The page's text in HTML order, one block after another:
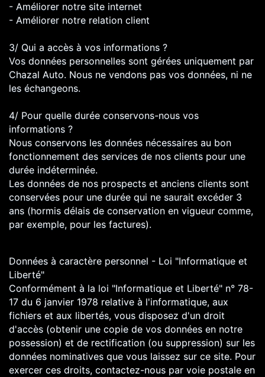
- Améliorer notre site internet
- Améliorer notre relation client
3/ Qui a accès à vos informations ?
Vos données personnelles sont gérées uniquement par
Chazal Auto. Nous ne vendons pas vos données, ni ne
les échangeons.
4/ Pour quelle durée conservons-nous vos
informations ?
Nous conservons les données nécessaires au bon
fonctionnement des services de nos clients pour une
durée indéterminée.
Les données de nos prospects et anciens clients sont
conservées pour une durée qui ne saurait excéder 3
ans (hormis délais de conservation en vigueur comme,
par exemple, pour les factures).
Données à caractère personnel - Loi "Informatique et
Liberté"
Conformément à la loi "Informatique et Liberté" n° 78-
17 du 6 janvier 1978 relative à l'informatique, aux
fichiers et aux libertés, vous disposez d'un droit
d'accès (obtenir une copie de vos données en notre
possession) et de rectification (ou suppression) sur les
données nominatives que vous laissez sur ce site. Pour
exercer ces droits, contactez-nous par voie postale en